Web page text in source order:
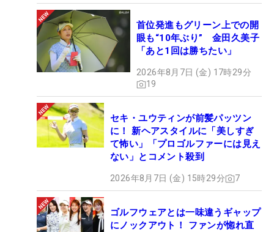
首位発進もグリーン上での開
眼も“10年ぶり” 金田久美子
「あと1回は勝ちたい」
2026年8月7日 (金) 17時29分
19
セキ・ユウティンが前髪パッツン
に！ 新ヘアスタイルに「美しすぎ
て怖い」「プロゴルファーには見え
ない」とコメント殺到
2026年8月7日 (金) 15時29分 7
ゴルフウェアとは一味違うギャップ
にノックアウト！ ファンが惚れ直